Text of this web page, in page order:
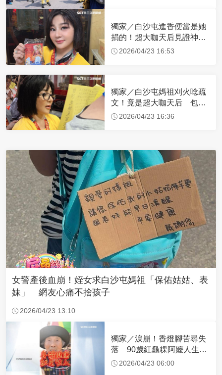
獨家／白沙屯進香便當是她
捐的！超大咖天后見證神
蹟 一靠近媽祖就爆哭
2026/04/23 16:53
獨家／白沙屯媽祖刈火唸疏
文！竟是超大咖天后 包尿
布忍尿5小時不喊累
2026/04/23 16:36
女警產後血崩！姪女求白沙屯媽祖「保佑姑姑、表
妹」 網友心痛不捨孩子
2026/04/23 13:10
獨家／淚崩！香燈腳苦尋失
落 90歲紅龜粿阿嬤人生謝
幕2026/04/23 06:00